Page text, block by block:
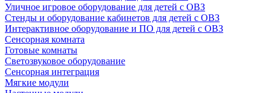
Уличное игровое оборудование для детей с ОВЗ
Стенды и оборудование кабинетов для детей с ОВЗ
Интерактивное оборудование и ПО для детей с ОВЗ
Сенсорная комната
Готовые комнаты
Светозвуковое оборудование
Сенсорная интеграция
Мягкие модули